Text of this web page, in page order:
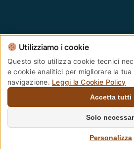
Comune di Pistoia – Piazza del
Pistoia – Codice Fiscale:
Centralino Unico:
0573
PistoiaInforma:800 012 146.
Cookie Policy
Utilizziamo i cookie
Questo sito utilizza cookie tecnici
e cookie analitici per migliorare la
navigazione. Leggi la Cookie Policy
Accetta tutti
Solo
Personalizza